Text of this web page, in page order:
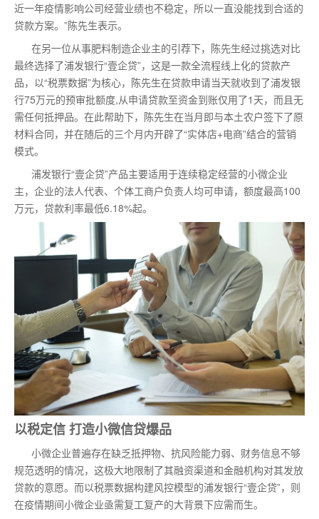
近一年疫情影响公司经营业绩也不稳定，所以一直没能找到合适的
贷款方案。”陈先生表示。
在另一位从事肥料制造企业主的引荐下，陈先生经过挑选对比
最终选择了浦发银行“壹企贷”，这是一款全流程线上化的贷款产
品，以“税票数据”为核心，陈先生在贷款申请当天就收到了浦发银
行75万元的预审批额度,从申请贷款至资金到账仅用了1天，而且无
需任何抵押品。在此帮助下，陈先生在当月即与本土农户签下了原
材料合同，并在随后的三个月内开辟了“实体店+电商”结合的营销
模式。
浦发银行“壹企贷”产品主要适用于连续稳定经营的小微企业
主，企业的法人代表、个体工商户负责人均可申请，额度最高100
万元，贷款利率最低6.18%起。
以税定信 打造小微信贷爆品
小微企业普遍存在缺乏抵押物、抗风险能力弱、财务信息不够
规范透明的情况，这极大地限制了其融资渠道和金融机构对其发放
贷款的意愿。而以税票数据构建风控模型的浦发银行“壹企贷”，则
在疫情期间小微企业亟需复工复产的大背景下应需而生。